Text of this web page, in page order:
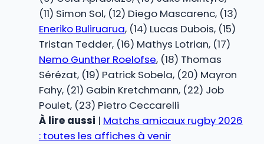
(11) Simon Sol, (12) Diego Mascarenc, (13)
Eneriko Buliruarua, (14) Lucas Dubois, (15)
Tristan Tedder, (16) Mathys Lotrian, (17)
Nemo Gunther Roelofse, (18) Thomas
Sérézat, (19) Patrick Sobela, (20) Mayron
Fahy, (21) Gabin Kretchmann, (22) Job
Poulet, (23) Pietro Ceccarelli
À lire aussi | Matchs amicaux rugby 2026
: toutes les affiches à venir